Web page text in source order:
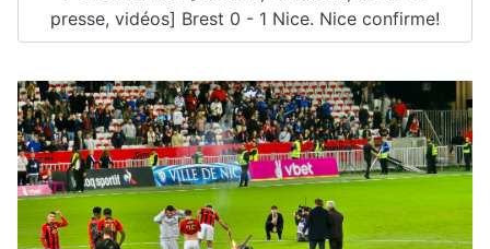
presse, vidéos] Brest 0 - 1 Nice. Nice confirme!